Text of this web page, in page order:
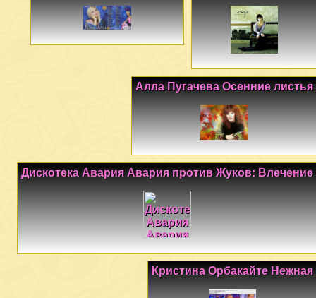
Алла Пугачева Осенние листья
Дискотека Авария Авария против Жуков: Влечение
Кристина Орбакайте Нежная